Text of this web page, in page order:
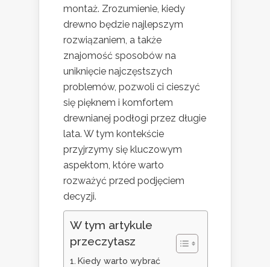
montaż. Zrozumienie, kiedy
drewno będzie najlepszym
rozwiązaniem, a także
znajomość sposobów na
uniknięcie najczęstszych
problemów, pozwoli ci cieszyć
się pięknem i komfortem
drewnianej podłogi przez długie
lata. W tym kontekście
przyjrzymy się kluczowym
aspektom, które warto
rozważyć przed podjęciem
decyzji.
W tym artykule
przeczytasz
Kiedy warto wybrać